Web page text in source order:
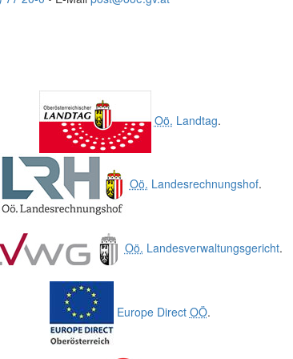
Oö. Landtag.
Oö. Landesrechnungshof.
Oö. Landesverwaltungsgericht.
Europe Direct OÖ.